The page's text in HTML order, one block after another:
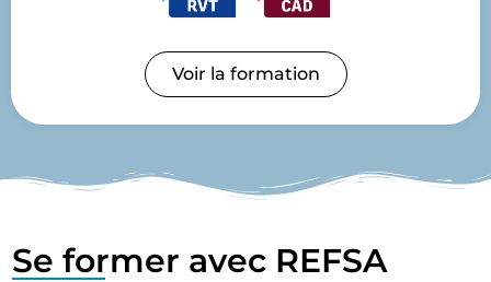
Voir la formation
Se former avec REFSA